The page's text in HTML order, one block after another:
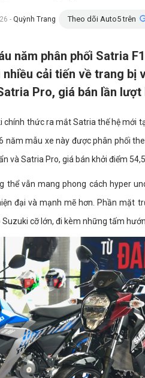
- Quỳnh Trang Theo dõi Auto5 trên
năm phân phối Satria
cải tiến về trang bị
Pro, giá bán lần
chính thức ra mắt Satria thế hệ mới
năm mẫu xe này được phân phối
và Satria Pro, giá bán khởi điểm
thể vẫn mang phong cách hyper
đại và mạnh mẽ hơn. Phần mặt
cỡ lớn, đi kèm những tấm